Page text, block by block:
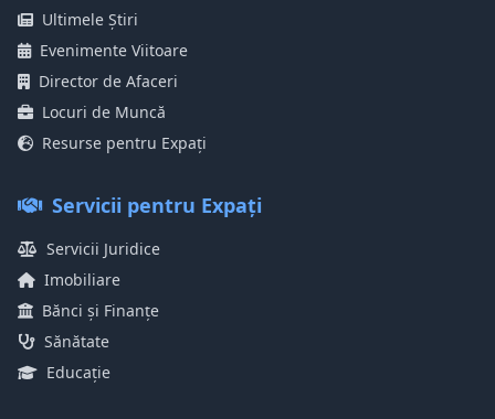
Ultimele Știri
Evenimente Viitoare
Director de Afaceri
Locuri de Muncă
Resurse pentru Expați
Servicii pentru Expați
Servicii Juridice
Imobiliare
Bănci și Finanțe
Sănătate
Educație